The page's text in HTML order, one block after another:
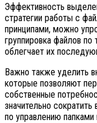
Эффективность
стратегии работы с
принципами, можно
группировка файлов по
облегчает их
Важно также уделить
которые позволяют
собственные
значительно
по управлению